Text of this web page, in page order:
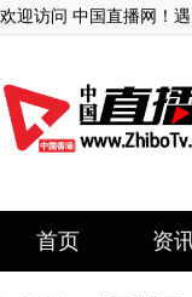
欢迎访问 中国直播网！遇
首页 资